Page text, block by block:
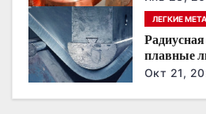
и
с
я
ЛЕГКИЕ
Радиусная
плавные
Окт 21,